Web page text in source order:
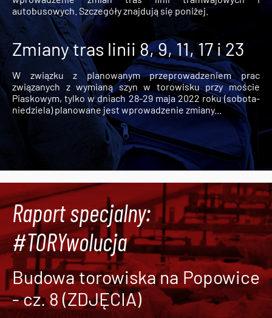
autobusowych. Szczegóły znajdują się poniżej.
Zmiany tras linii 8, 9, 11, 17 i 23
W związku z planowanym przeprowadzeniem prac
związanych z wymianą szyn w torowisku przy moście
Piaskowym, tylko w dniach 28-29 maja 2022 roku (sobota-
niedziela) planowane jest wprowadzenie zmiany...
Raport specjalny:
#TORYwolucja
Budowa torowiska na Popowice
- cz. 8 (ZDJĘCIA)